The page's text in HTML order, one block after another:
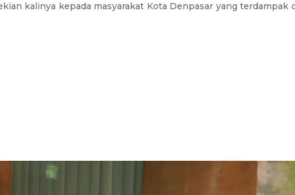
kalinya kepada masyarakat Kota Denpasar yang